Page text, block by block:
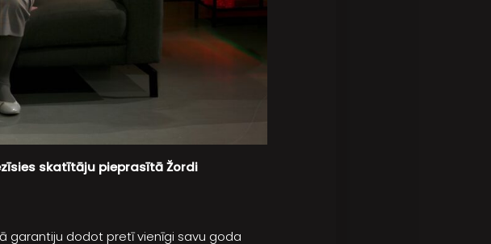
skatītāju pieprasītā Žordi
garantiju dodot pretī vienīgi savu goda